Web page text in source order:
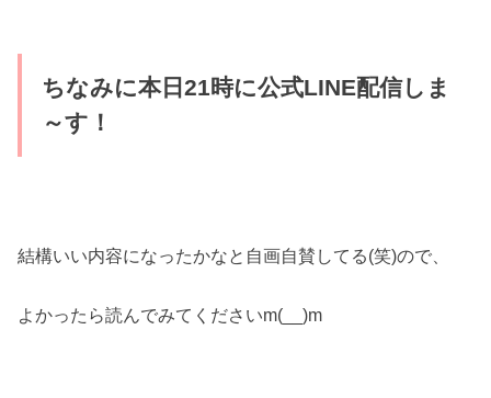
ちなみに本日21時に公式LINE配信しま
～す！
結構いい内容になったかなと自画自賛してる(笑)ので、
よかったら読んでみてくださいm(__)m